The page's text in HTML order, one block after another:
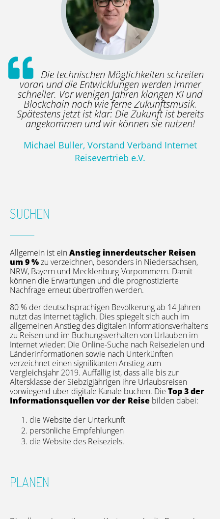
Die technischen Möglichkeiten schreiten
voran und die Entwicklungen werden immer
schneller. Vor wenigen Jahren klangen KI und
Blockchain noch wie ferne Zukunftsmusik.
Spätestens jetzt ist klar: Die Zukunft ist bereits
angekommen und wir können sie nutzen!
Michael Buller, Vorstand Verband Internet
Reisevertrieb e.V.
SUCHEN
Allgemein ist einAnstieg innerdeutscher Reisen
um 9 %zu verzeichnen, besonders in Niedersachsen,
NRW, Bayern und Mecklenburg-Vorpommern. Damit
können die Erwartungen und die prognostizierte
Nachfrage erneut übertroffen werden.
80 % der deutschsprachigen Bevölkerung ab 14 Jahren
nutzt das Internet täglich. Dies spiegelt sich auch im
allgemeinen Anstieg des digitalen Informationsverhaltens
zu Reisen und im Buchungsverhalten von Urlauben im
Internet wieder: Die Online-Suche nach Reisezielen und
Länderinformationen sowie nach Unterkünften
verzeichnet einen signifikanten Anstieg zum
Vergleichsjahr 2019. Auffällig ist, dass alle bis zur
Altersklasse der Siebzigjährigen ihre Urlaubsreisen
vorwiegend über digitale Kanäle buchen. Die Top 3 der
Informationsquellen vor der Reise bilden dabei:
die Website der Unterkunft
persönliche Empfehlungen
die Website des Reiseziels.
PLANEN